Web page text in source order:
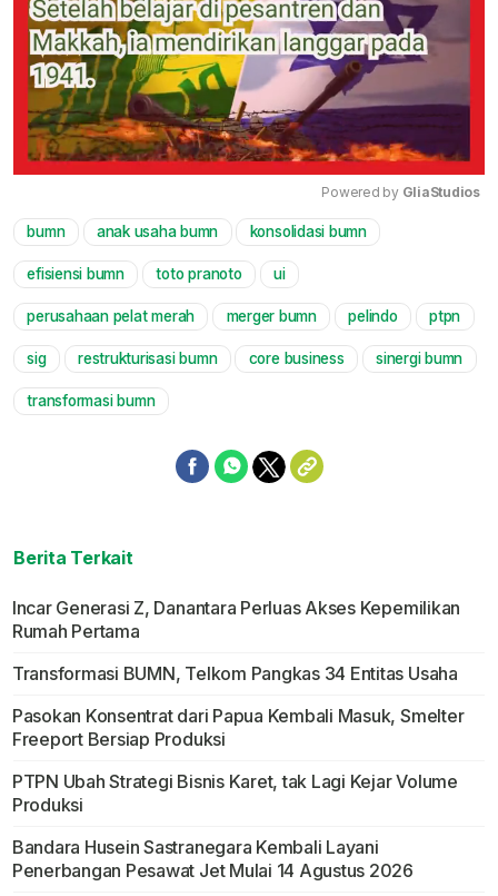
Powered by GliaStudios
bumn anak usaha bumn konsolidasi bumn
efisiensi bumn toto pranoto ui
perusahaan pelat merah merger bumn pelindo ptpn
sig restrukturisasi bumn core business sinergi bumn
transformasi bumn
Berita Terkait
Incar Generasi Z, Danantara Perluas Akses Kepemilikan
Rumah Pertama
Transformasi BUMN, Telkom Pangkas 34 Entitas Usaha
Pasokan Konsentrat dari Papua Kembali Masuk, Smelter
Freeport Bersiap Produksi
PTPN Ubah Strategi Bisnis Karet, tak Lagi Kejar Volume
Produksi
Bandara Husein Sastranegara Kembali Layani
Penerbangan Pesawat Jet Mulai 14 Agustus 2026